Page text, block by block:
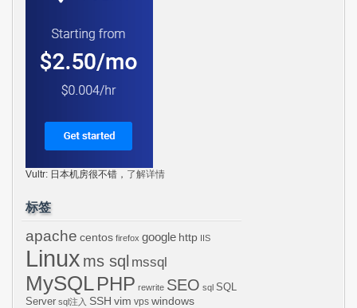
Vultr: 日本机房很不错， 了解详情
标签
apache centos firefox google http IIS
Linux ms sql mssql
MySQLPHP rewrite SEO sql SQL
Server sql注入 SSH vim vps windows